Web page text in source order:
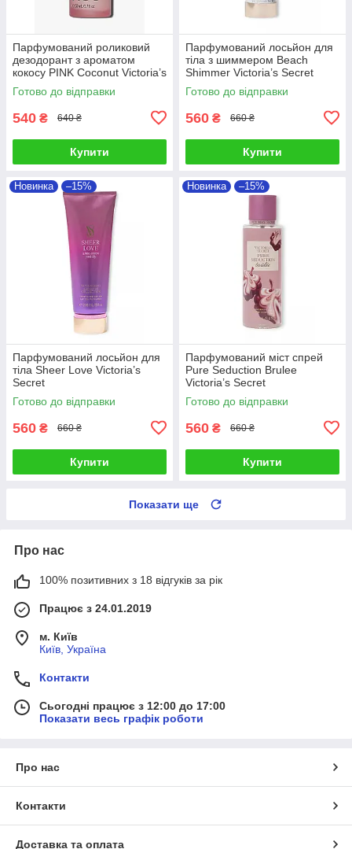
Парфумований роликовий
дезодорант з ароматом
кокосу PINK Coconut Victoria’s
Secret
Готово до відправки
540 ₴ 640 ₴
Купити
Парфумований лосьйон для
тіла з шиммером Beach
Shimmer Victoria’s Secret
Готово до відправки
560 ₴ 660 ₴
Купити
Новинка –15%
Парфумований лосьйон для
тіла Sheer Love Victoria’s
Secret
Готово до відправки
560 ₴ 660 ₴
Купити
Новинка –15%
Парфумований міст спрей
Pure Seduction Brulee
Victoria’s Secret
Готово до відправки
560 ₴ 660 ₴
Купити
Показати ще
Про нас
100% позитивних з 18 відгуків за рік
Працює з 24.01.2019
м. Київ
Київ, Україна
Контакти
Сьогодні працює з 12:00 до 17:00
Показати весь графік роботи
Про нас
Контакти
Доставка та оплата